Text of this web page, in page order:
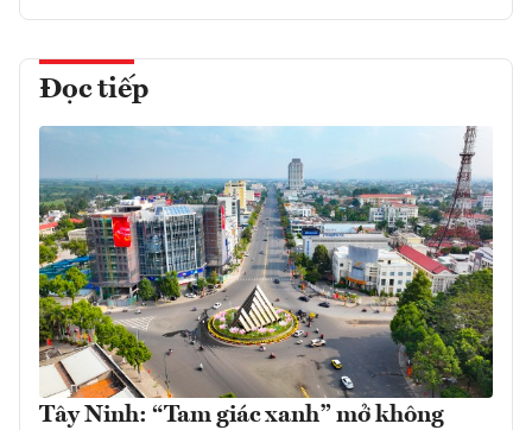
Đọc tiếp
Tây Ninh: “Tam giác xanh” mở không